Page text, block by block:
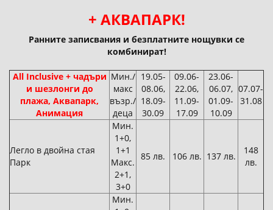
+ АКВАПАРК!
Ранните записвания и безплатните нощувки се
комбинират!
All Inclusive + чадъри
и шезлонги до
плажа, Аквапарк,
Анимация
Мин./
макс
възр./
деца
19.05-
08.06,
18.09-
30.09
09.06-
22.06,
11.09-
17.09
23.06-
06.07,
01.09-
10.09
07.07-
31.08
Легло в двойна стая
Парк
Мин.
1+0,
1+1
Макс.
2+1,
3+0
85 лв. 106 лв. 137 лв.
148
лв.
Мин.